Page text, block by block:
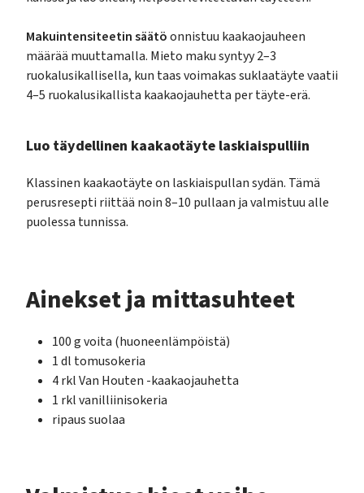
Makuintensiteetin säätöonnistuu kaakaojauheen
määrää muuttamalla. Mieto maku syntyy 2–3
ruokalusikallisella, kun taas voimakas suklaatäyte vaatii
4–5 ruokalusikallista kaakaojauhetta per täyte-erä.
Luo täydellinen kaakaotäyte laskiaispulliin
Klassinen kaakaotäyte on laskiaispullan sydän. Tämä
perusresepti riittää noin 8–10 pullaan ja valmistuu alle
puolessa tunnissa.
Ainekset ja mittasuhteet
100 g voita (huoneenlämpöistä)
1 dl tomusokeria
4 rkl Van Houten -kaakaojauhetta
1 rkl vanilliinisokeria
ripaus suolaa